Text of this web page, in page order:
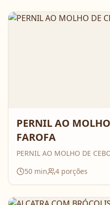
PERNIL AO
FAROFA
PERNIL AO MOLHO DE
50 min 4 porções